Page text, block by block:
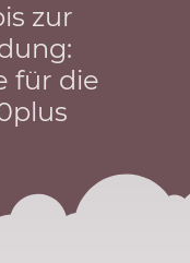
zur
für die